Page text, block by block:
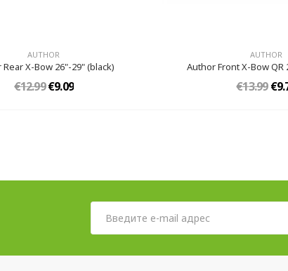
AUTHOR
X-Bow 26"-29" (black)
€12.99€9.09
AUTHOR
Author Front X-Bow QR
€13.99